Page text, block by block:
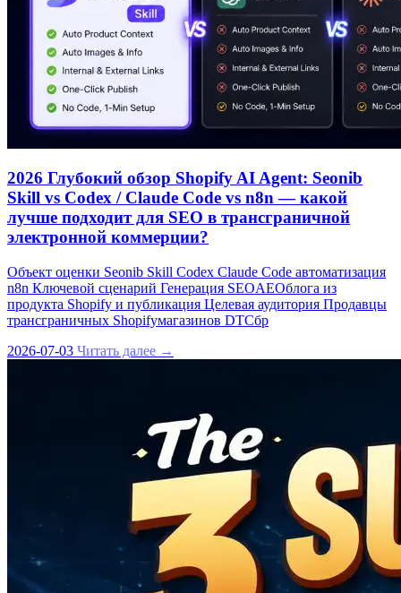
2026 Глубокий обзор Shopify AI Agent: Seonib
Skill vs Codex / Claude Code vs n8n — какой
лучше подходит для SEO в трансграничной
электронной коммерции?
Объект оценки Seonib Skill Codex Claude Code автоматизация
n8n Ключевой сценарий Генерация SEOAEOблога из
продукта Shopify и публикация Целевая аудитория Продавцы
трансграничных Shopifyмагазинов DTCбр
2026-07-03 Читать далее →